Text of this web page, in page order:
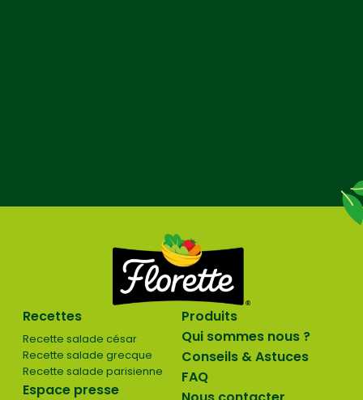
Recettes
Recette salade césar
Recette salade grecque
Recette salade parisienne
Espace presse
Produits
Qui sommes nous ?
Conseils & Astuces
FAQ